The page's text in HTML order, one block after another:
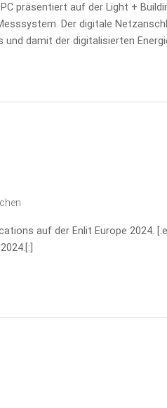
präsentiert auf der Light +
Der digitale
damit der digitalisierten
auf der Enlit Europe 2024.